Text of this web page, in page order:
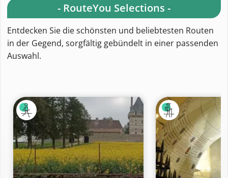
- RouteYou Selections -
Entdecken Sie die schönsten und beliebtesten Routen
in der Gegend, sorgfältig gebündelt in einer passenden
Auswahl.